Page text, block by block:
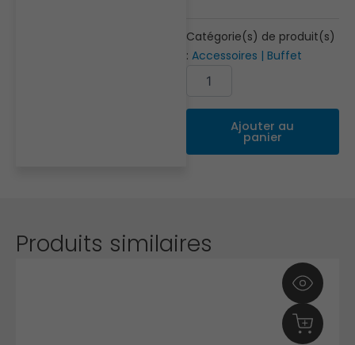
Catégorie(s) de produit(s)
: Accessoires | Buffet
4
Ajouter au
panier
Produits similaires